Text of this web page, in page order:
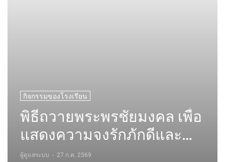
กิจกรรมของโรงเรียน
พิธีถวายพระพรชัยมงคล เพื่อ
แสดงความจงรักภักดีและ
สำนึกในพระมหากรุณาธิคุณ
ผู้ดูแลระบบ - 27 ก.ค. 2569